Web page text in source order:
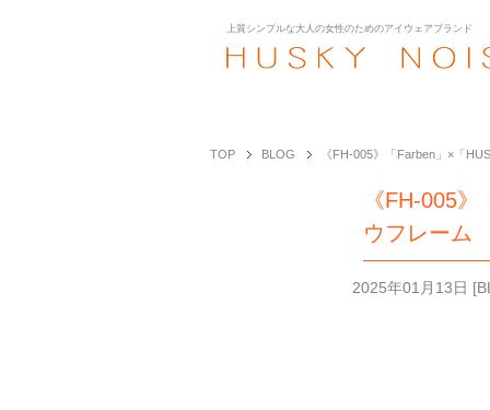
上質シンプルな大人の女性のためのアイウェアブランド
TOP BLOG 《FH-005》「Farben」×「
《FH-005
ウフレーム
2025年01月13日 [